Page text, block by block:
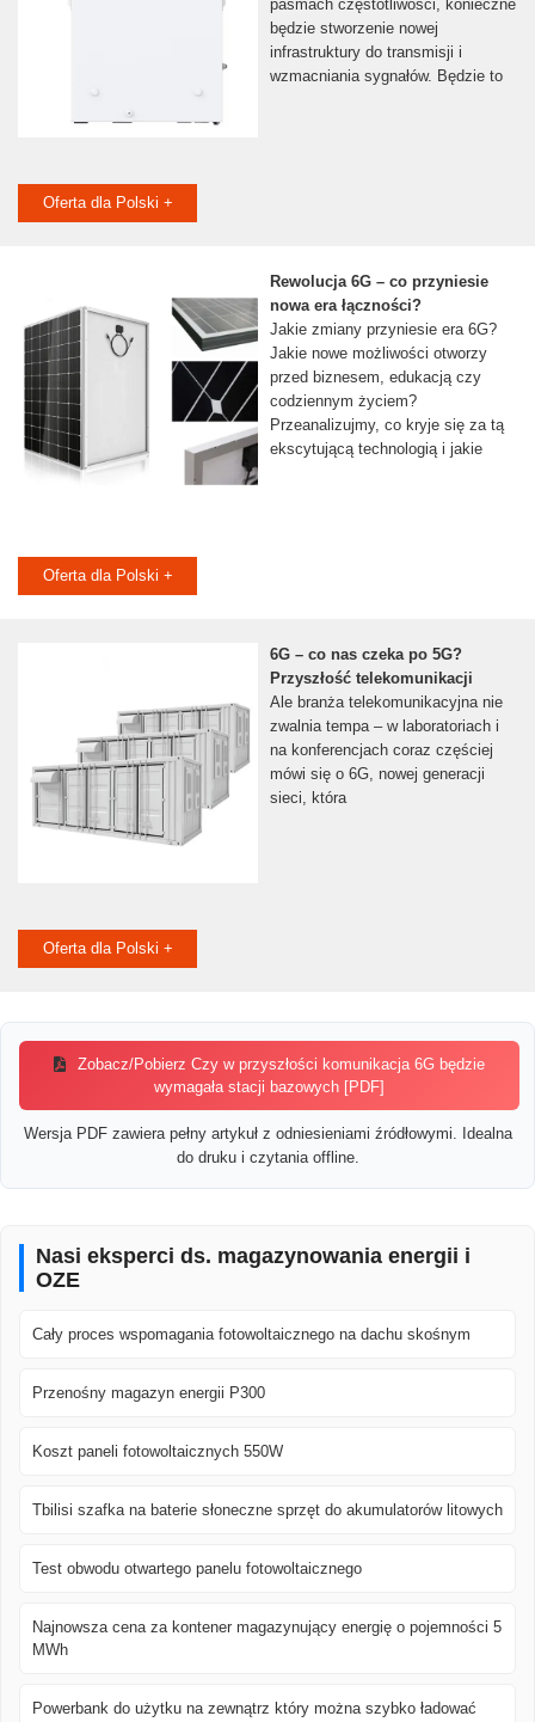
pasmach częstotliwości, konieczne
będzie stworzenie nowej
infrastruktury do transmisji i
wzmacniania sygnałów. Będzie to
Oferta dla Polski +
Rewolucja 6G – co przyniesie
nowa era łączności?
Jakie zmiany przyniesie era 6G?
Jakie nowe możliwości otworzy
przed biznesem, edukacją czy
codziennym życiem?
Przeanalizujmy, co kryje się za tą
ekscytującą technologią i jakie
Oferta dla Polski +
6G – co nas czeka po 5G?
Przyszłość telekomunikacji
Ale branża telekomunikacyjna nie
zwalnia tempa – w laboratoriach i
na konferencjach coraz częściej
mówi się o 6G, nowej generacji
sieci, która
Oferta dla Polski +
Zobacz/Pobierz Czy w przyszłości komunikacja 6G będzie
wymagała stacji bazowych [PDF]
Wersja PDF zawiera pełny artykuł z odniesieniami źródłowymi. Idealna
do druku i czytania offline.
Nasi eksperci ds. magazynowania energii i
OZE
Cały proces wspomagania fotowoltaicznego na dachu skośnym
Przenośny magazyn energii P300
Koszt paneli fotowoltaicznych 550W
Tbilisi szafka na baterie słoneczne sprzęt do akumulatorów litowych
Test obwodu otwartego panelu fotowoltaicznego
Najnowsza cena za kontener magazynujący energię o pojemności 5
MWh
Powerbank do użytku na zewnątrz który można szybko ładować